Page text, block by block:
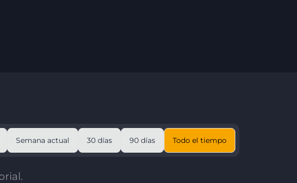
Semana actual 30 días 90 días Todo el tiempo